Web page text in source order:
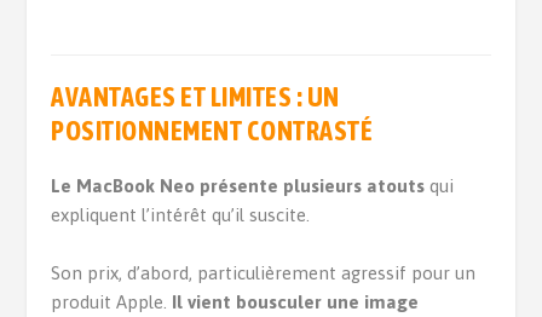
AVANTAGES ET LIMITES : UN
POSITIONNEMENT CONTRASTÉ
Le MacBook Neo présente plusieurs atouts qui
expliquent l’intérêt qu’il suscite.
Son prix, d’abord, particulièrement agressif pour un
produit Apple. Il vient bousculer une image